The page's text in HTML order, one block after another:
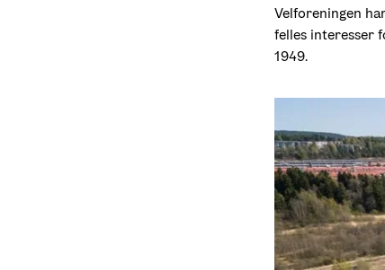
Velforeningen
felles interesser
1949.